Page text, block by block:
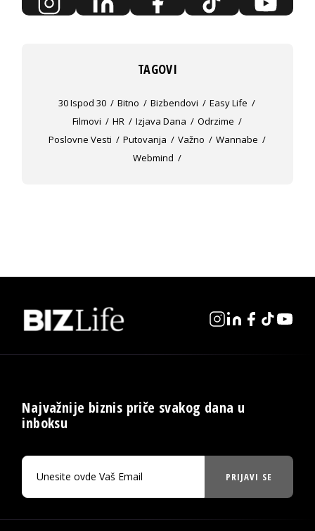
TAGOVI
30 Ispod 30 Bitno Bizbendovi
Easy Life
Filmovi
HR Izjava Dana
Odrzime
Poslovne Vesti
Putovanja Važno
Wannabe
Webmind
Najvažnije biznis priče svakog dana u
inboksu
PRIJAVI SE